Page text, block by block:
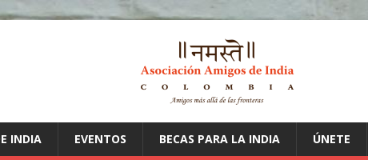
INDIA EVENTOS BECAS PARA LA INDIA ÚNETE